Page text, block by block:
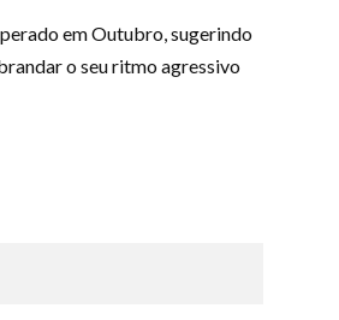
em Outubro, sugerindo
o seu ritmo agressivo